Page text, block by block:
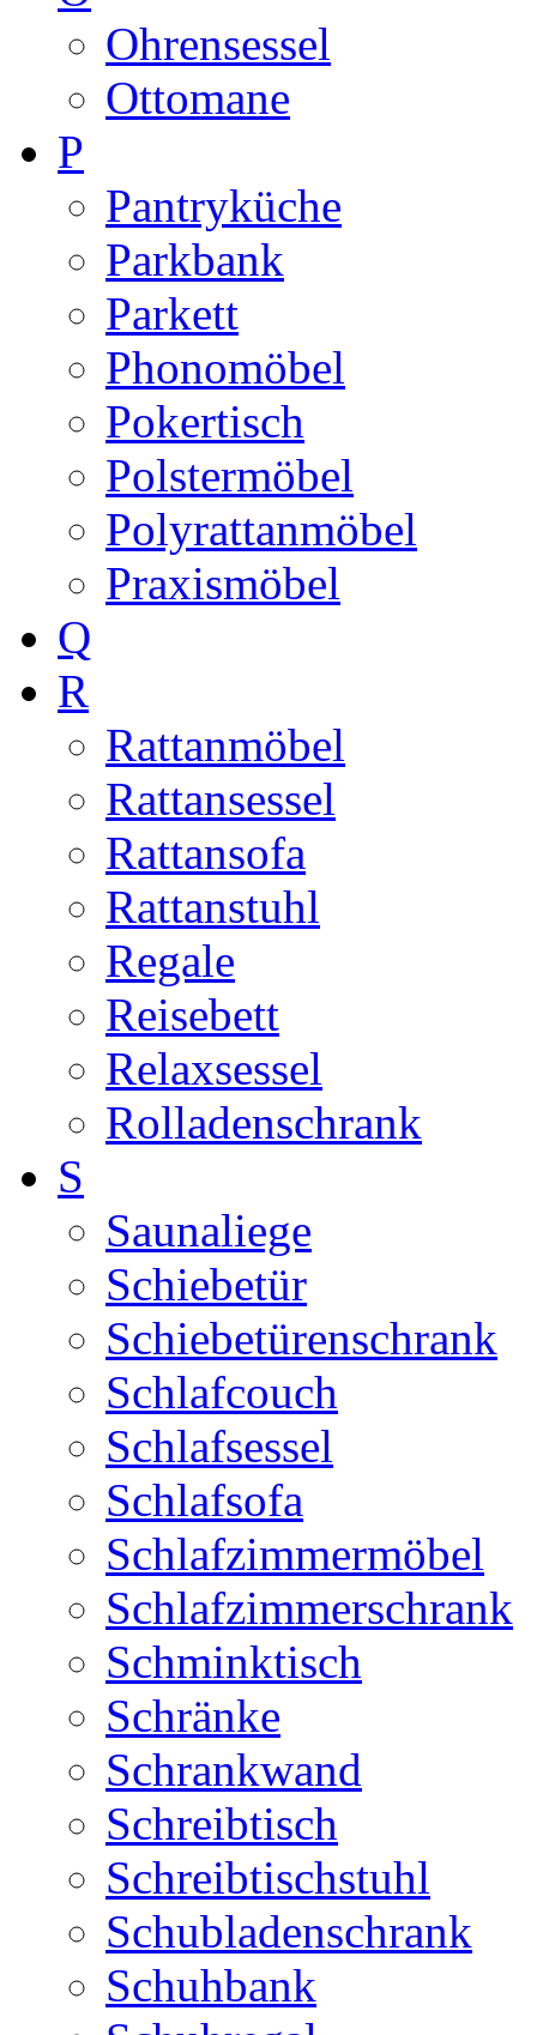
Ohrensessel
Ottomane
P
Pantryküche
Parkbank
Parkett
Phonomöbel
Pokertisch
Polstermöbel
Polyrattanmöbel
Praxismöbel
Q
R
Rattanmöbel
Rattansessel
Rattansofa
Rattanstuhl
Regale
Reisebett
Relaxsessel
Rolladenschrank
S
Saunaliege
Schiebetür
Schiebetürenschrank
Schlafcouch
Schlafsessel
Schlafsofa
Schlafzimmermöbel
Schlafzimmerschrank
Schminktisch
Schränke
Schrankwand
Schreibtisch
Schreibtischstuhl
Schubladenschrank
Schuhbank